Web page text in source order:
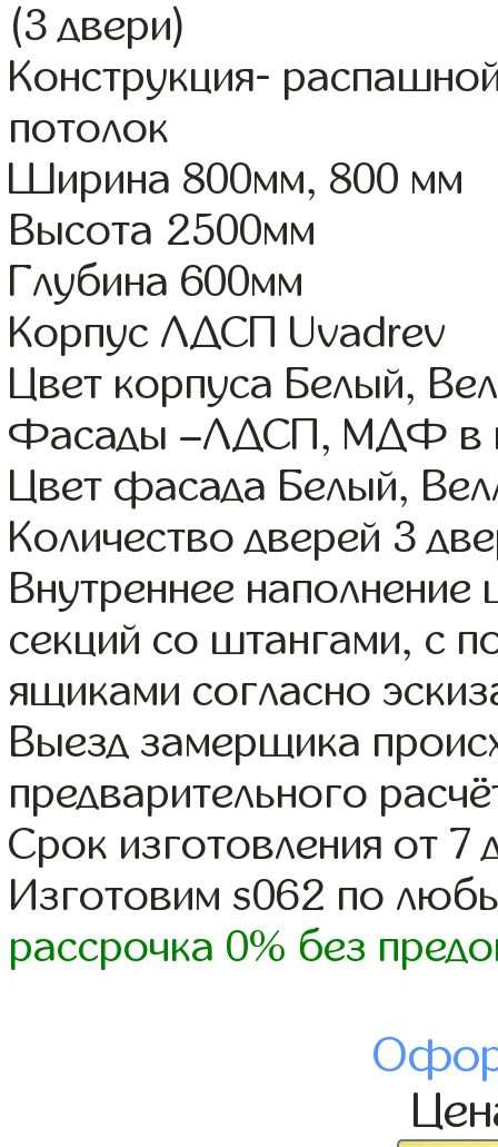
(3 двери)
Конструкция-
потолок
Ширина 800мм, 800 мм
Высота 2500мм
Глубина 600мм
Корпус ЛДСП Uvadrev
Цвет корпуса Белый,
Фасады –ЛДСП, МДФ в
Цвет фасада Белый,
Количество дверей 3
Внутреннее
секций со штангами, с
ящиками согласно
Выезд замерщика
предварительного
Срок изготовления от 7
Изготовим s062 по
рассрочка 0% без